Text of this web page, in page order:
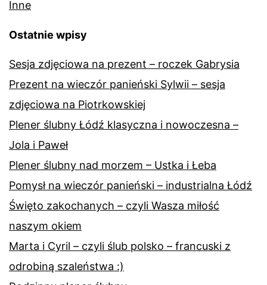
Inne
Ostatnie wpisy
Sesja zdjęciowa na prezent – roczek Gabrysia
Prezent na wieczór panieński Sylwii – sesja
zdjęciowa na Piotrkowskiej
Plener ślubny Łódź klasyczna i nowoczesna –
Jola i Paweł
Plener ślubny nad morzem – Ustka i Łeba
Pomysł na wieczór panieński – industrialna Łódź
Święto zakochanych – czyli Wasza miłość
naszym okiem
Marta i Cyril – czyli ślub polsko – francuski z
odrobiną szaleństwa :)